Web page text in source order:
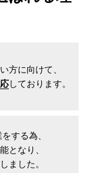
方に向けて、
しております。
する為、
となり、
ました。